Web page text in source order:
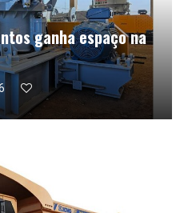
ganha espaço na